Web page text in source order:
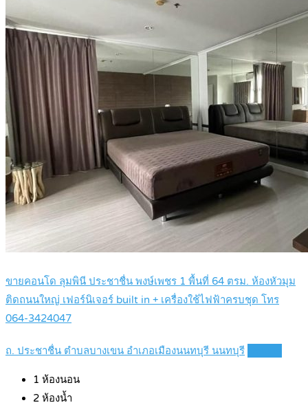
ขายคอนโด ลุมพินี ประชาชื่น พงษ์เพชร 1 พื้นที่ 64 ตรม. ห้องหัวมุม
ติดถนนใหญ่ เฟอร์นิเจอร์ built in + เครื่องใช้ไฟฟ้าครบชุด โทร
064-3424047
ถ. ประชาชื่น ตำบลบางเขน อำเภอเมืองนนทบุรี นนทบุรี
1 ห้องนอน
2 ห้องน้ำ